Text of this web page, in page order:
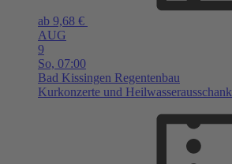
ab 9,68 €
AUG
9
So, 07:00
Bad Kissingen Regentenbau
Kurkonzerte und Heilwasserausschank